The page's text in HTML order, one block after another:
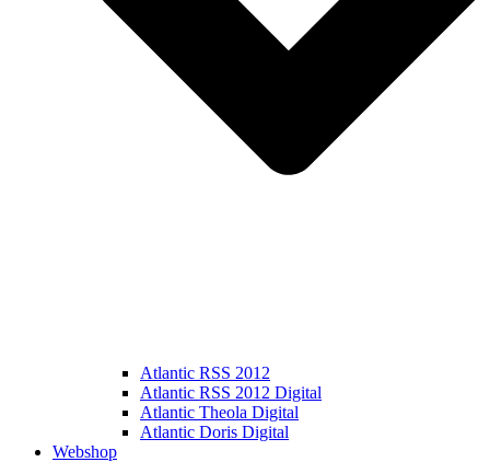
Atlantic RSS 2012
Atlantic RSS 2012 Digital
Atlantic Theola Digital
Atlantic Doris Digital
Webshop